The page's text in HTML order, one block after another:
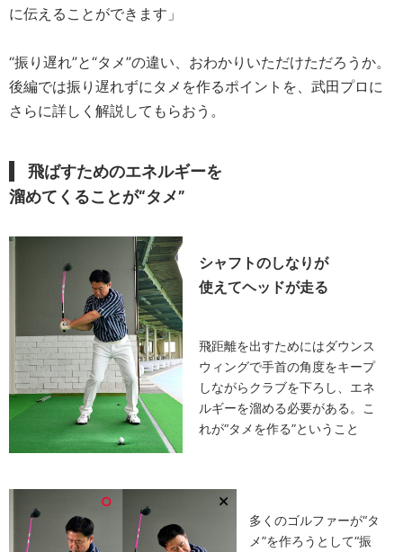
に伝えることができます」
“振り遅れ”と“タメ”の違い、おわかりいただけただろうか。
後編では振り遅れずにタメを作るポイントを、武田プロに
さらに詳しく解説してもらおう。
飛ばすためのエネルギーを
溜めてくることが“タメ”
シャフトのしなりが
使えてヘッドが走る
飛距離を出すためにはダウンス
ウィングで手首の角度をキープ
しながらクラブを下ろし、エネ
ルギーを溜める必要がある。こ
れが“タメを作る”ということ
多くのゴルファーが“タ
メ”を作ろうとして“振